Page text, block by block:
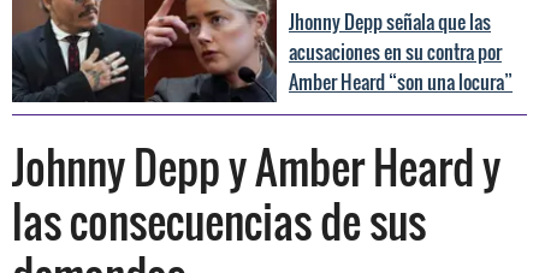
Jhonny Depp señala que las
acusaciones en su contra por
Amber Heard “son una locura”
Johnny Depp y Amber Heard y
las consecuencias de sus